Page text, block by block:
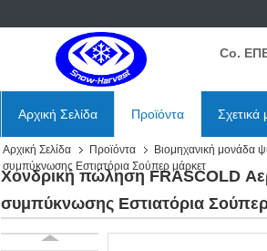
Co.
Αρχική Σελίδα Προϊόντα Σχετικά
Αρχική Σελίδα Προϊόντα Βιομηχανική μονάδα
συμπύκνωσης Εστιατόρια Σούπερ μάρκετ
Χονδρική πώληση FRASCOLD
συμπύκνωσης Εστιατόρια